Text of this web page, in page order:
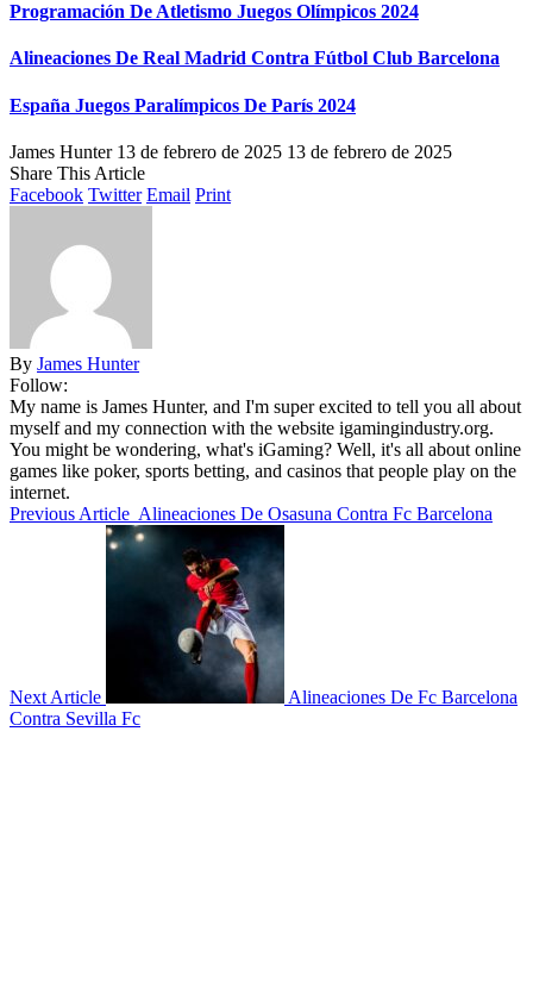
Programación De Atletismo Juegos Olímpicos 2024
Alineaciones De Real Madrid Contra Fútbol Club Barcelona
España Juegos Paralímpicos De París 2024
James Hunter 13 de febrero de 2025 13 de febrero de 2025
Share This Article
Facebook Twitter Email Print
By James Hunter
Follow:
My name is James Hunter, and I'm super excited to tell you all about
myself and my connection with the website igamingindustry.org.
You might be wondering, what's iGaming? Well, it's all about online
games like poker, sports betting, and casinos that people play on the
internet.
Previous Article Alineaciones De Osasuna Contra Fc Barcelona
Next Article
Alineaciones De Fc Barcelona
Contra Sevilla Fc